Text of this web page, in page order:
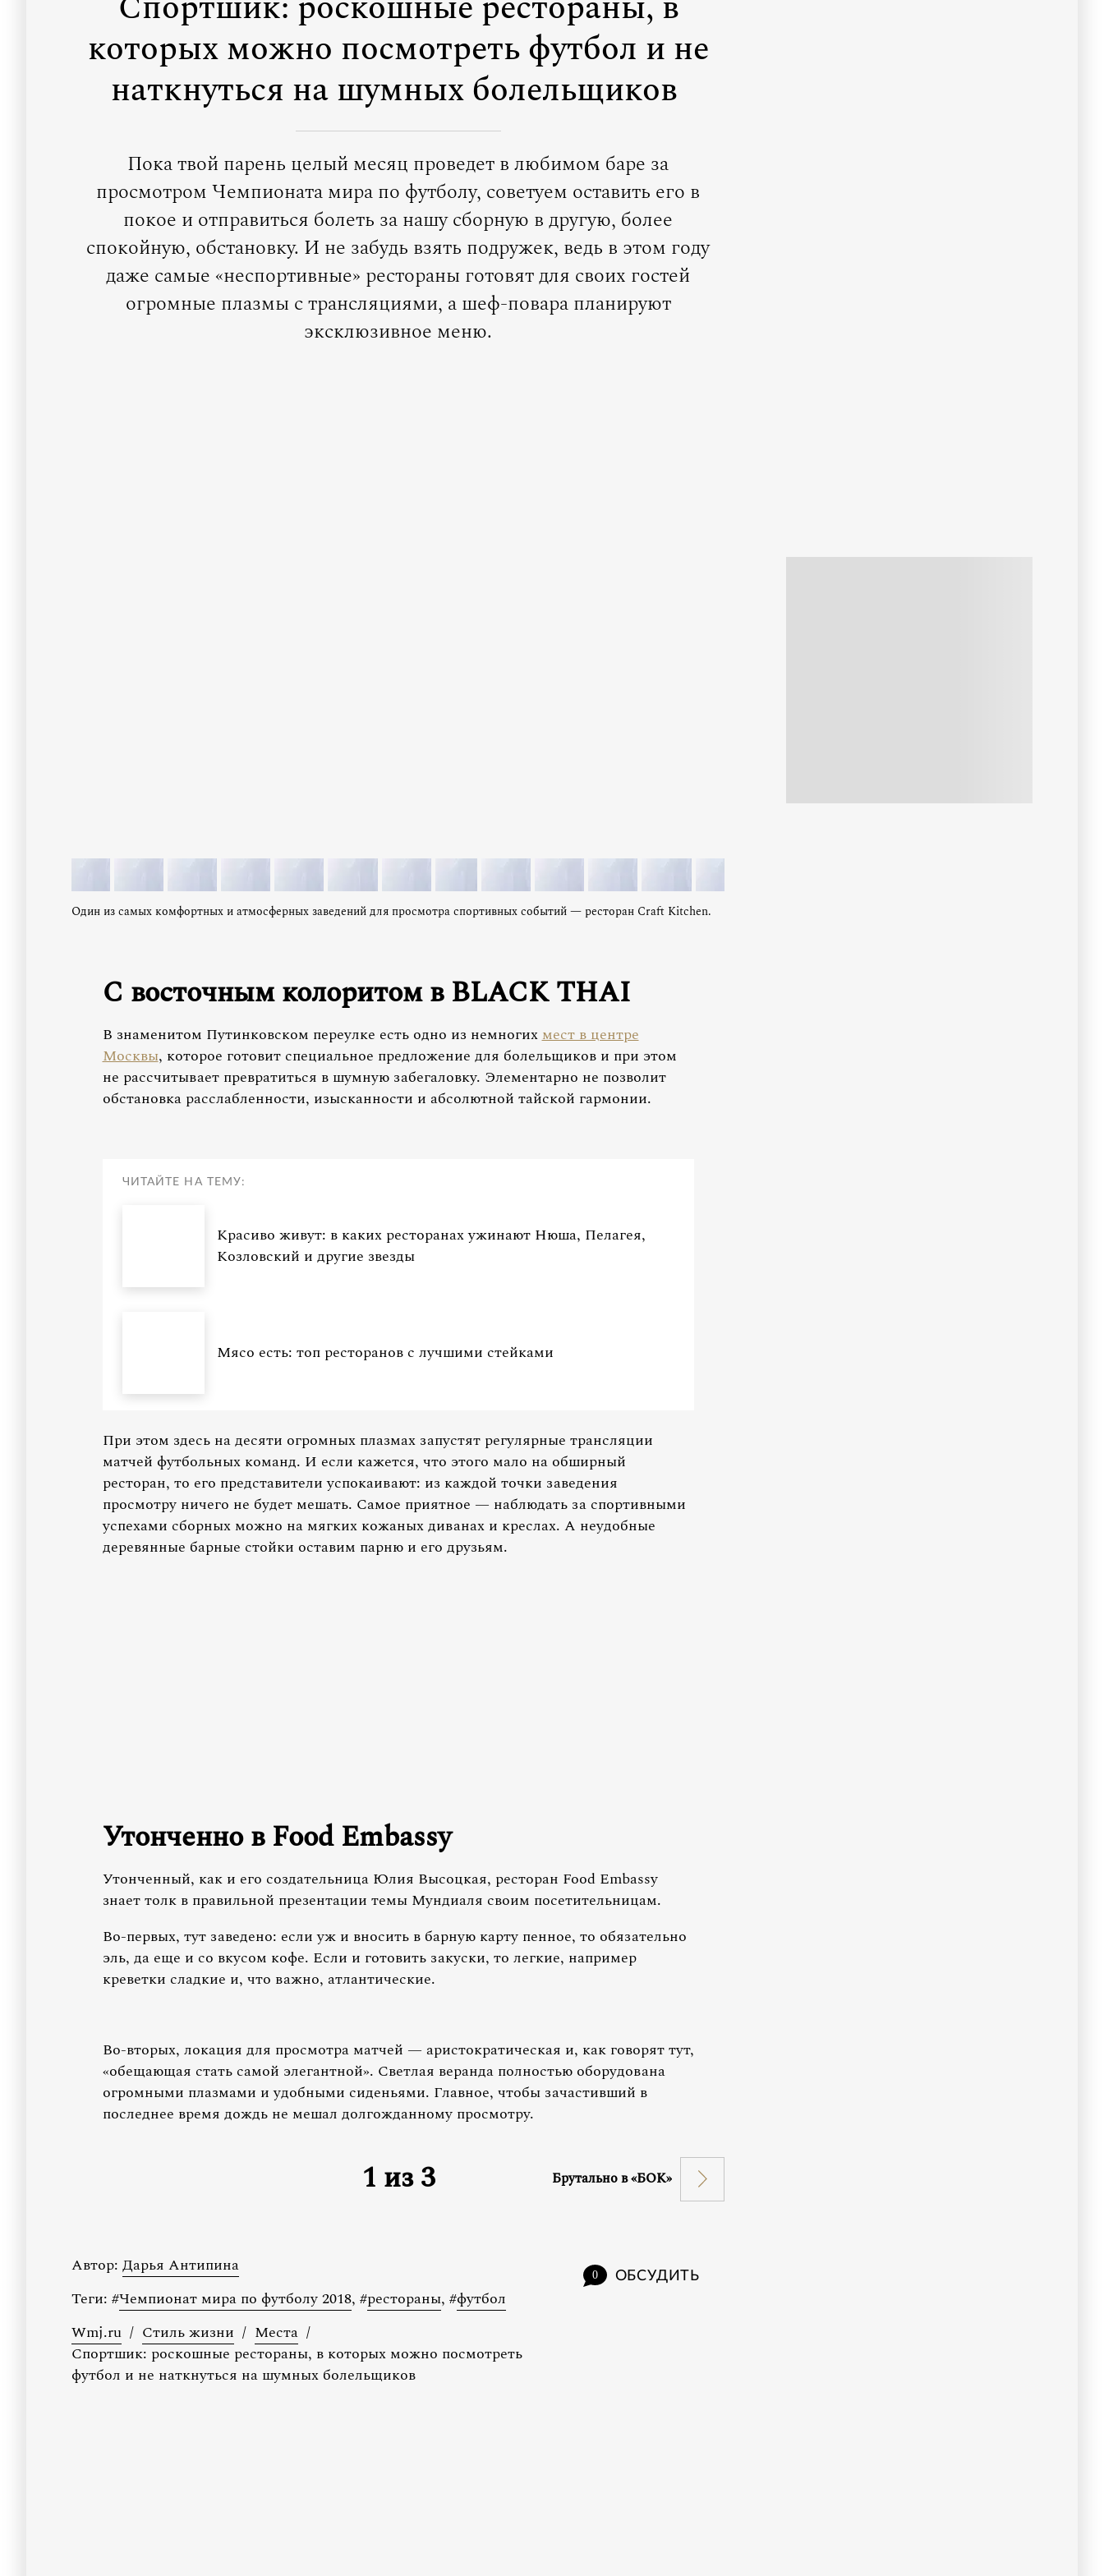
которых можно посмотреть футбол и не
наткнуться на шумных болельщиков
Пока твой парень целый месяц проведет в любимом баре за
просмотром Чемпионата мира по футболу, советуем оставить его в
покое и отправиться болеть за нашу сборную в другую, более
спокойную, обстановку. И не забудь взять подружек, ведь в этом году
даже самые «неспортивные» рестораны готовят для своих гостей
огромные плазмы с трансляциями, а шеф-повара планируют
эксклюзивное меню.
Один из самых комфортных и атмосферных заведений для просмотра спортивных событий — ресторан Craft Kitchen.
С восточным колоритом в BLACK THAI
В знаменитом Путинковском переулке есть одно из немногихмест в центре
Москвы, которое готовит специальное предложение для болельщиков и при этом
не рассчитывает превратиться в шумную забегаловку. Элементарно не позволит
обстановка расслабленности, изысканности и абсолютной тайской гармонии.
ЧИТАЙТЕ НА ТЕМУ:
Красиво живут: в каких ресторанах ужинают Нюша, Пелагея,
Козловский и другие звезды
Мясо есть: топ ресторанов с лучшими стейками
При этом здесь на десяти огромных плазмах запустят регулярные трансляции
матчей футбольных команд. И если кажется, что этого мало на обширный
ресторан, то его представители успокаивают: из каждой точки заведения
просмотру ничего не будет мешать. Самое приятное — наблюдать за спортивными
успехами сборных можно на мягких кожаных диванах и креслах. А неудобные
деревянные барные стойки оставим парню и его друзьям.
Утонченно в Food Embassy
Утонченный, как и его создательница Юлия Высоцкая, ресторан Food Embassy
знает толк в правильной презентации темы Мундиаля своим посетительницам.
Во-первых, тут заведено: если уж и вносить в барную карту пенное, то обязательно
эль, да еще и со вкусом кофе. Если и готовить закуски, то легкие, например
креветки сладкие и, что важно, атлантические.
Во-вторых, локация для просмотра матчей — аристократическая и, как говорят тут,
«обещающая стать самой элегантной». Светлая веранда полностью оборудована
огромными плазмами и удобными сиденьями. Главное, чтобы зачастивший в
последнее время дождь не мешал долгожданному просмотру.
1 из3 Брутально в «БОК»
0 ОБСУДИТЬ
Автор: Дарья Антипина
Теги: #Чемпионат мира по футболу 2018, #рестораны, #футбол
Wmj.ru / Стиль жизни / Места /
Спортшик: роскошные рестораны, в которых можно посмотреть
футбол и не наткнуться на шумных болельщиков